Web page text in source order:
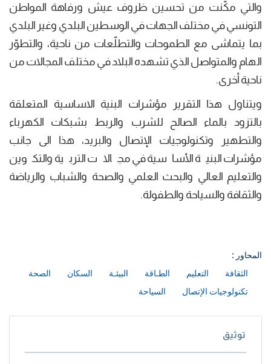
والتي مكّنت من تحسين ظروف عيش ورفاهة المواطن
التونسي في مختلف الجهات في الوسطين البلدي وغير البلدي
بما يتماشى مع الطموحات والتطلّعات من ناحية، والتطوّر
الهام والمتواصل الذي تشهده البلاد في مختلف المجالات من
ناحية أخرى.
ويتناول هذا التقرير مؤشرات البنية الاساسية المتعلقة
بالتزود بالماء الصالح للشرب والربط بشبكات الكهرباء
والتطهير وتكنولوجيات الإتصال والبريد، هذا الى جانب
مؤشرات البنية الأساسية في مجالات التربية والتكوين
والتعليم العالي والبحث العلمي والصحة والشباب والرياضة
والثقافة والسياحة والطفولة.
المحاور :
الثقافة
التعليم الطـاقة البيئـة السكان
الصحة
تكنولوجيات الإتصال
السياحة
توثيق